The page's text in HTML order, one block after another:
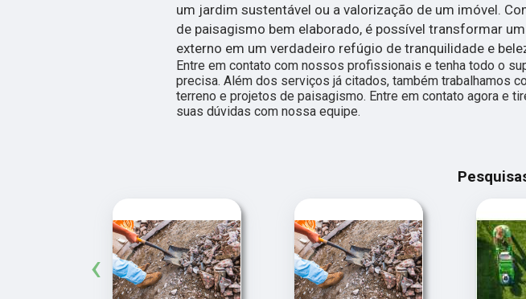
um jardim sustentável ou a valorização de um imóvel.
de paisagismo bem elaborado, é possível transformar
externo em um verdadeiro refúgio de tranquilidade e
Entre em contato com nossos profissionais e tenha todo o
precisa. Além dos serviços já citados, também trabalhamos
terreno e projetos de paisagismo. Entre em contato agora e
suas dúvidas com nossa equipe.
‹